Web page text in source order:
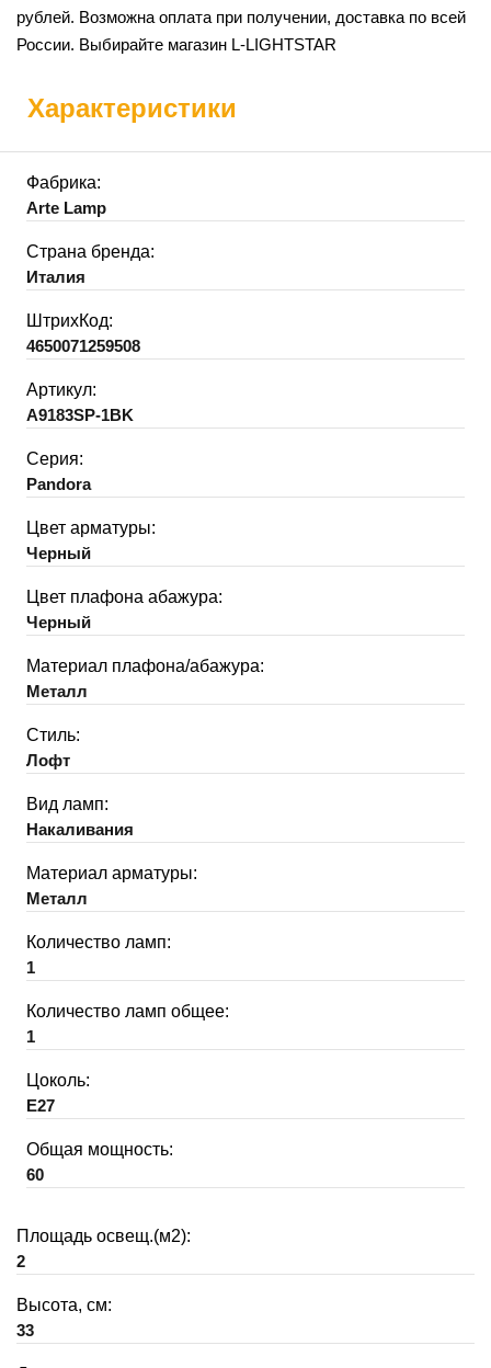
рублей. Возможна оплата при получении, доставка по всей
России. Выбирайте магазин L-LIGHTSTAR
Характеристики
Фабрика:
Arte Lamp
Страна бренда:
Италия
ШтрихКод:
4650071259508
Артикул:
A9183SP-1BK
Серия:
Pandora
Цвет арматуры:
Черный
Цвет плафона абажура:
Черный
Материал плафона/абажура:
Металл
Стиль:
Лофт
Вид ламп:
Накаливания
Материал арматуры:
Металл
Количество ламп:
1
Количество ламп общее:
1
Цоколь:
E27
Общая мощность:
60
Площадь освещ.(м2):
2
Высота, см:
33